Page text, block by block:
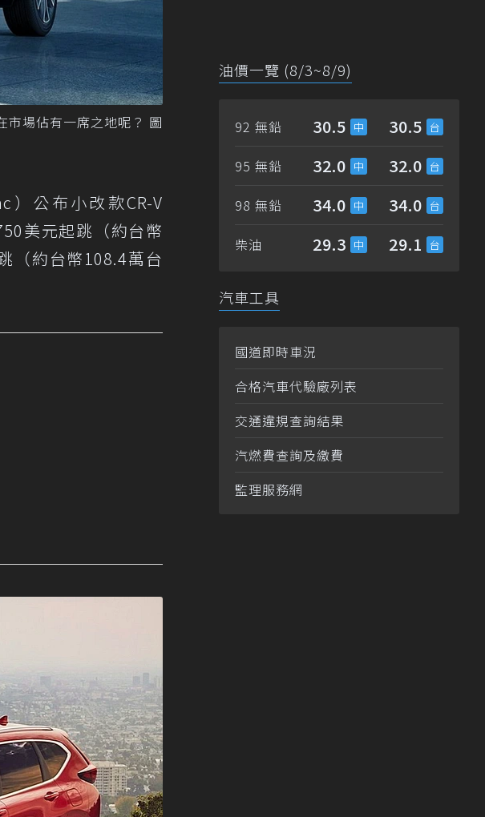
場佔有一席之地呢？ 圖
）公布小改款CR-V
美元起跳（約台幣
（約台幣108.4萬台
油價一覽 (8/3~8/9)
92 無鉛 30.5 30.5
95 無鉛 32.0 32.0
98 無鉛 34.0 34.0
柴油 29.3 29.1
汽車工具
國道即時車況
合格汽車代驗廠列表
交通違規查詢結果
汽燃費查詢及繳費
監理服務網